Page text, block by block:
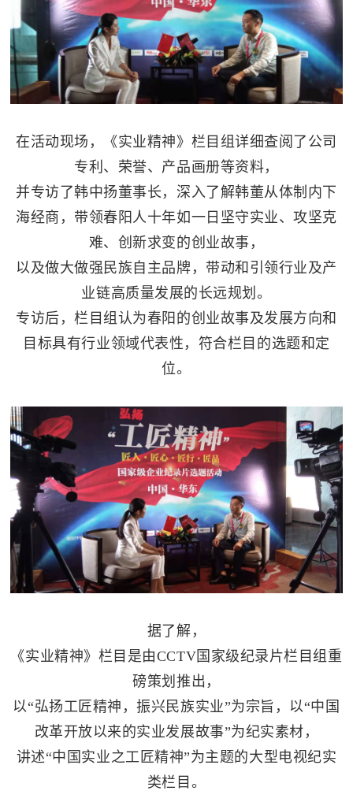
在活动现场，《实业精神》栏目组详细查阅了公司
专利、荣誉、产品画册等资料，
并专访了韩中扬董事长，深入了解韩董从体制内下
海经商，带领春阳人十年如一日坚守实业、攻坚克
难、创新求变的创业故事，
以及做大做强民族自主品牌，带动和引领行业及产
业链高质量发展的长远规划。
专访后，栏目组认为春阳的创业故事及发展方向和
目标具有行业领域代表性，符合栏目的选题和定
位。
据了解，
《实业精神》栏目是由CCTV国家级纪录片栏目组重
磅策划推出，
以“弘扬工匠精神，振兴民族实业”为宗旨，以“中国
改革开放以来的实业发展故事”为纪实素材，
讲述“中国实业之工匠精神”为主题的大型电视纪实
类栏目。